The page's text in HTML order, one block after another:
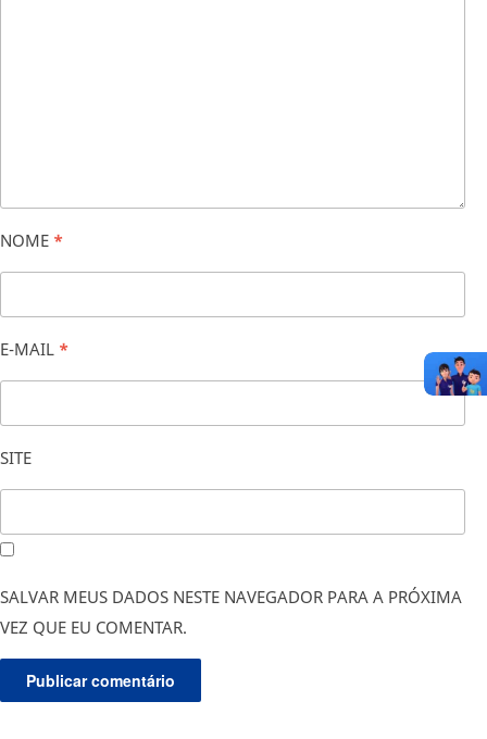
NOME *
E-MAIL *
SITE
SALVAR MEUS DADOS NESTE NAVEGADOR PARA A PRÓXIMA
VEZ QUE EU COMENTAR.